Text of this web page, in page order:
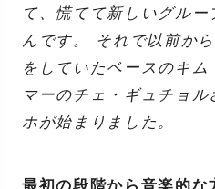
て、慌てて新しいグル
んです。 それで以前か
をしていたベースのキム
マーのチェ・ギュチョ
ホが始まりました。